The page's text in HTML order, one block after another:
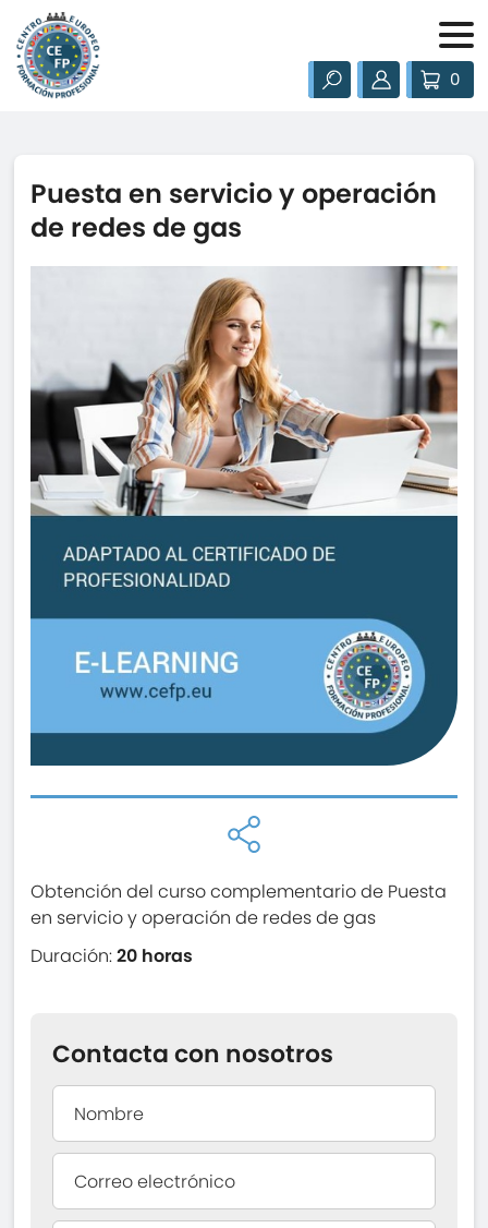
0
Puesta en servicio y operación
de redes de gas
Obtención del curso complementario de Puesta
en servicio y operación de redes de gas
Duración:20 horas
Contacta con nosotros